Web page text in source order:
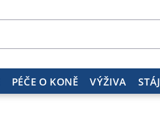
PÉČE O KONĚ VÝŽIVA STÁJ